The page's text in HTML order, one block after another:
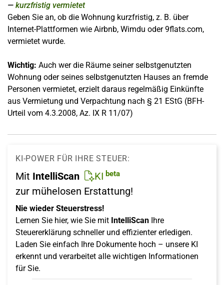
kurzfristig vermietet
Geben Sie an, ob die Wohnung kurzfristig, z. B. über
Internet-Plattformen wie Airbnb, Wimdu oder 9flats.com,
vermietet wurde.
Wichtig: Auch wer die Räume seiner selbstgenutzten
Wohnung oder seines selbstgenutzten Hauses an fremde
Personen vermietet, erzielt daraus regelmäßig Einkünfte
aus Vermietung und Verpachtung nach § 21 EStG (BFH-
Urteil vom 4.3.2008, Az. IX R 11/07)
KI-POWER FÜR IHRE STEUER:
Mit IntelliScan KI beta
zur mühelosen Erstattung!
Nie wieder Steuerstress!
Lernen Sie hier, wie Sie mit IntelliScan Ihre
Steuererklärung schneller und effizienter erledigen.
Laden Sie einfach Ihre Dokumente hoch – unsere KI
erkennt und verarbeitet alle wichtigen Informationen
für Sie.